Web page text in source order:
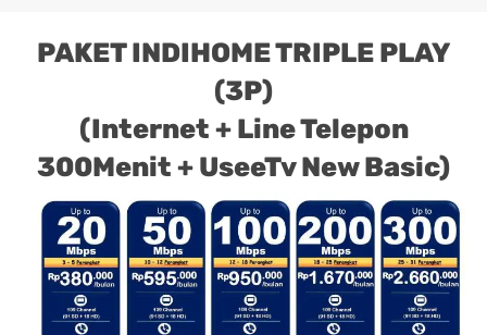
PAKET INDIHOME TRIPLE PLAY
(3P)
(Internet + Line Telepon
300Menit + UseeTv New Basic)